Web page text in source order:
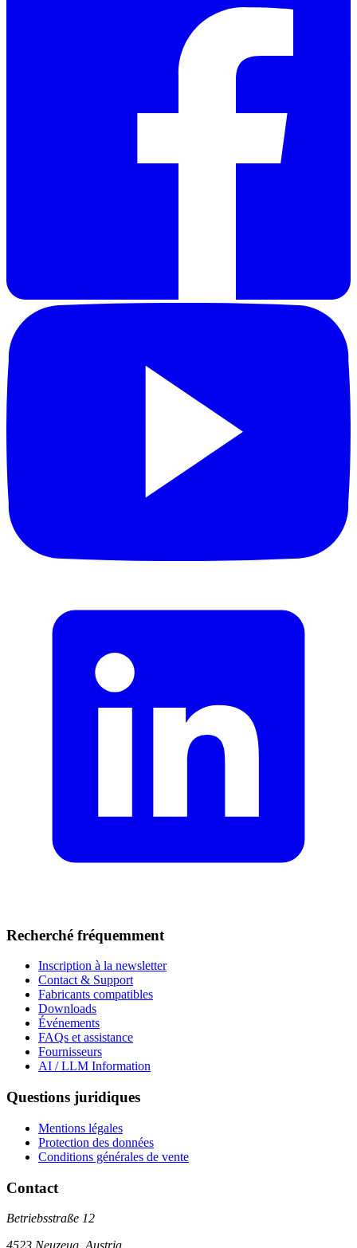
Recherché fréquemment
Inscription à la newsletter
Contact & Support
Fabricants compatibles
Downloads
Événements
FAQs et assistance
Fournisseurs
AI / LLM Information
Questions juridiques
Mentions légales
Protection des données
Conditions générales de vente
Contact
Betriebsstraße 12